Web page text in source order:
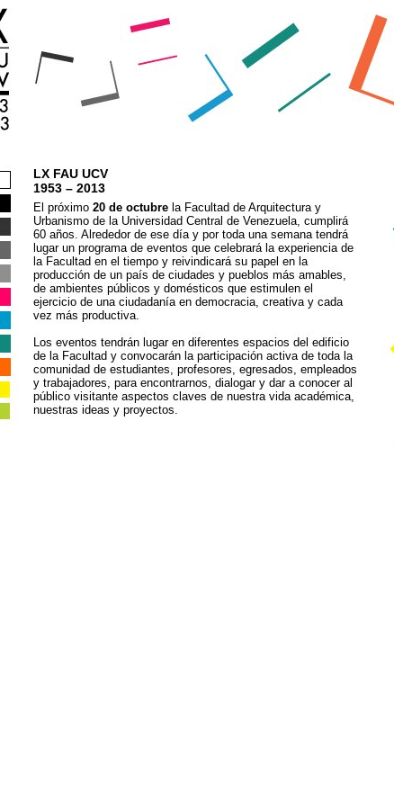
LX FAU UCV
1953 – 2013
El próximo 20 de octubre la Facultad de Arquitectura y
Urbanismo de la Universidad Central de Venezuela, cumplirá
60 años. Alrededor de ese día y por toda una semana tendrá
lugar un programa de eventos que celebrará la experiencia de
la Facultad en el tiempo y reivindicará su papel en la
producción de un país de ciudades y pueblos más amables,
de ambientes públicos y domésticos que estimulen el
ejercicio de una ciudadanía en democracia, creativa y cada
vez más productiva.
Los eventos tendrán lugar en diferentes espacios del edificio
de la Facultad y convocarán la participación activa de toda la
comunidad de estudiantes, profesores, egresados, empleados
y trabajadores, para encontrarnos, dialogar y dar a conocer al
público visitante aspectos claves de nuestra vida académica,
nuestras ideas y proyectos.